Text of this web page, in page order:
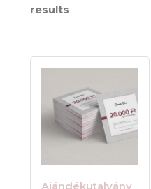
results
Ajándékutalvány